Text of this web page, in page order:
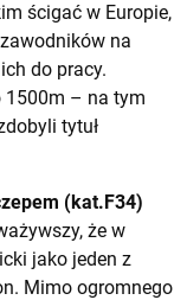
ścigać w Europie,
na
do pracy.
1500m – na tym
tytuł
(kat.F34)
że w
jako jeden z
Mimo ogromnego